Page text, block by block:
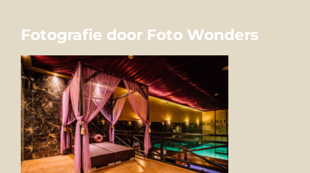
FOTO’S
INFO
OPENINGSTIJDEN
GIFTCARD
Fotografie door Foto Wonders